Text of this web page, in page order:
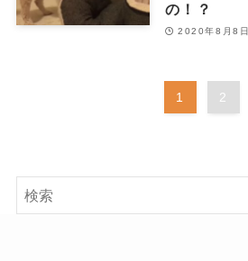
の！？
2020年8月8日
1 2